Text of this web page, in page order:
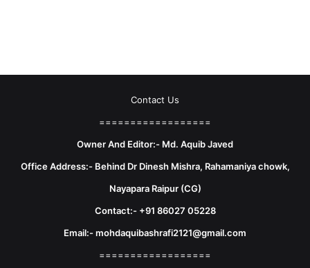
Contact Us
==================
Owner And Editor:- Md. Aquib Javed
Office Address:- Behind Dr Dinesh Mishra, Rahamaniya chowk,
Nayapara Raipur (CG)
Contact:- +91 86027 05228
Email:- mohdaquibashrafi2121@gmail.com
==================